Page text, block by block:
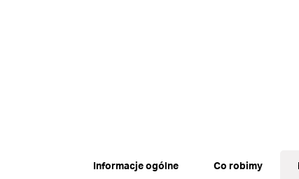
Informacje ogólne Co robimy